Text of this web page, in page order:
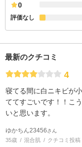
0
評価なし
最新のクチコミ
4
寝てる間に白ニキビが
ててすごいです！！こ
いと思います。
ゆかちん23456さん
35歳 混合肌 クチコミ投稿